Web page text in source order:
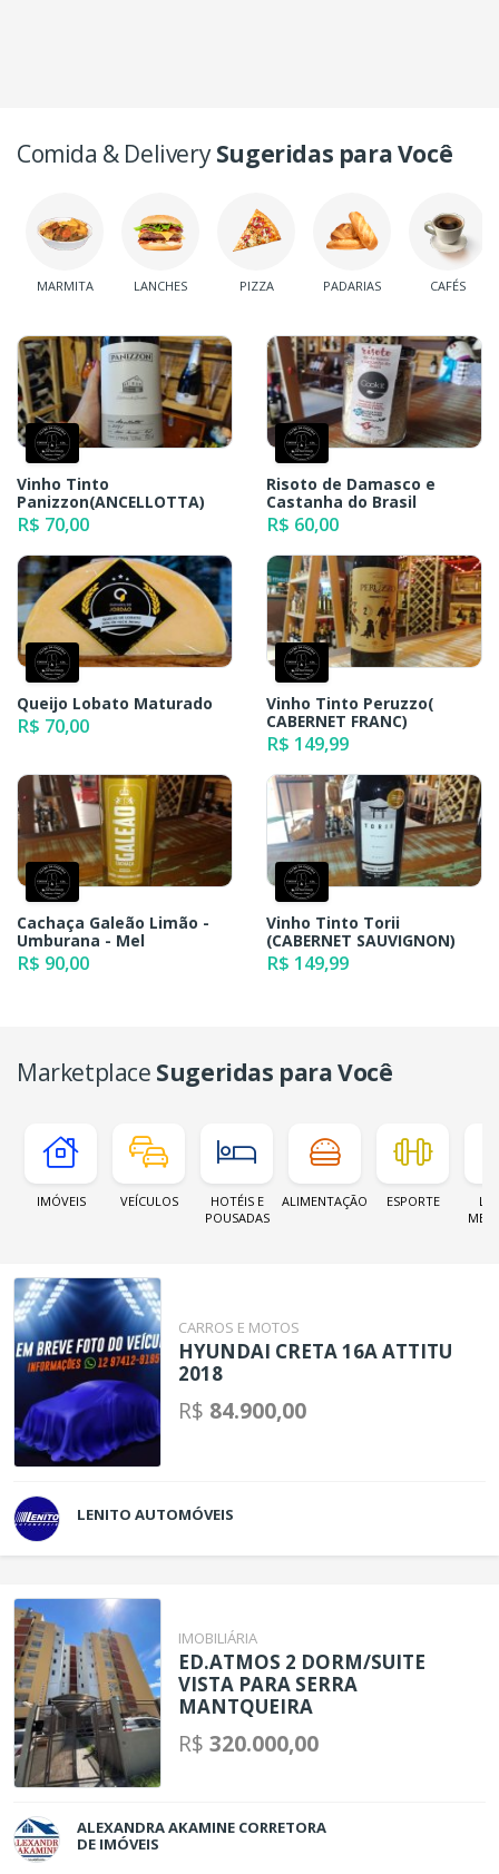
Comida & DeliverySugeridas para Você
MARMITA LANCHES PIZZA PADARIAS CAFÉS
Vinho Tinto
Panizzon(ANCELLOTTA)
R$ 70,00
Risoto de Damasco e
Castanha do Brasil
R$ 60,00
Queijo Lobato Maturado
R$ 70,00
Vinho Tinto Peruzzo(
CABERNET FRANC)
R$ 149,99
Cachaça Galeão Limão -
Umburana - Mel
R$ 90,00
Vinho Tinto Torii
(CABERNET SAUVIGNON)
R$ 149,99
Marketplace Sugeridas para Você
IMÓVEIS VEÍCULOS
HOTÉIS E
POUSADAS
ALIMENTAÇÃO ESPORTE
CARROS E MOTOS
HYUNDAI CRETA 16A ATTITU
2018
R$ 84.900,00
LENITO AUTOMÓVEIS
IMOBILIÁRIA
ED.ATMOS 2 DORM/SUITE
VISTA PARA SERRA
MANTQUEIRA
R$320.000,00
ALEXANDRA AKAMINE CORRETORA
DE IMÓVEIS